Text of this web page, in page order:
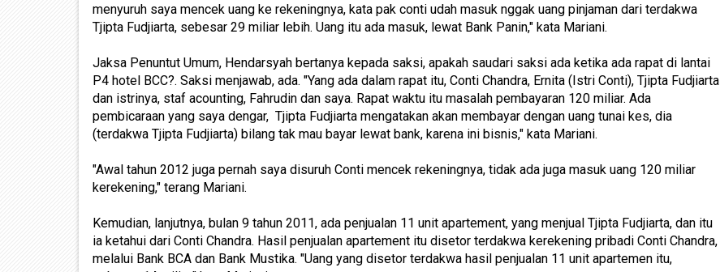
menyuruh saya mencek uang ke rekeningnya, kata pak conti udah masuk nggak uang pinjaman dari terdakwa
Tjipta Fudjiarta, sebesar 29 miliar lebih. Uang itu ada masuk, lewat Bank Panin," kata Mariani.
Jaksa Penuntut Umum, Hendarsyah bertanya kepada saksi, apakah saudari saksi ada ketika ada rapat di lantai
P4 hotel BCC?. Saksi menjawab, ada. "Yang ada dalam rapat itu, Conti Chandra, Ernita (Istri Conti), Tjipta Fudjiarta
dan istrinya, staf acounting, Fahrudin dan saya. Rapat waktu itu masalah pembayaran 120 miliar. Ada
pembicaraan yang saya dengar, Tjipta Fudjiarta mengatakan akan membayar dengan uang tunai kes, dia
(terdakwa Tjipta Fudjiarta) bilang tak mau bayar lewat bank, karena ini bisnis," kata Mariani.
"Awal tahun 2012 juga pernah saya disuruh Conti mencek rekeningnya, tidak ada juga masuk uang 120 miliar
kerekening," terang Mariani.
Kemudian, lanjutnya, bulan 9 tahun 2011, ada penjualan 11 unit apartement, yang menjual Tjipta Fudjiarta, dan itu
ia ketahui dari Conti Chandra. Hasil penjualan apartement itu disetor terdakwa kerekening pribadi Conti Chandra,
melalui Bank BCA dan Bank Mustika. "Uang yang disetor terdakwa hasil penjualan 11 unit apartemen itu,